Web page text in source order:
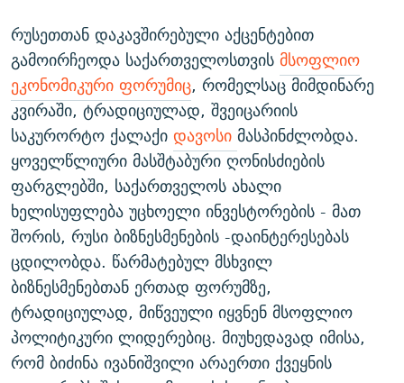
რუსეთთან დაკავშირებული აქცენტებით
გამოირჩეოდა საქართველოსთვისმსოფლიო
ეკონომიკური ფორუმიც, რომელსაც მიმდინარე
კვირაში, ტრადიციულად, შვეიცარიის
საკურორტო ქალაქიდავოსიმასპინძლობდა.
ყოველწლიური მასშტაბური ღონისძიების
ფარგლებში, საქართველოს ახალი
ხელისუფლება უცხოელი ინვესტორების - მათ
შორის, რუსი ბიზნესმენების -დაინტერესებას
ცდილობდა. წარმატებულ მსხვილ
ბიზნესმენებთან ერთად ფორუმზე,
ტრადიციულად, მიწვეული იყვნენ მსოფლიო
პოლიტიკური ლიდერებიც. მიუხედავად იმისა,
რომ ბიძინა ივანიშვილი არაერთი ქვეყნის